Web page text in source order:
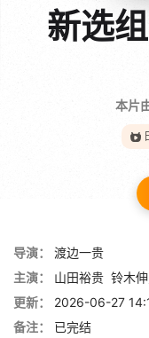
新选
本片
导演：
渡边一贵
主演：
山田裕贵 铃木
更新：
2026-06-27
备注：
已完结